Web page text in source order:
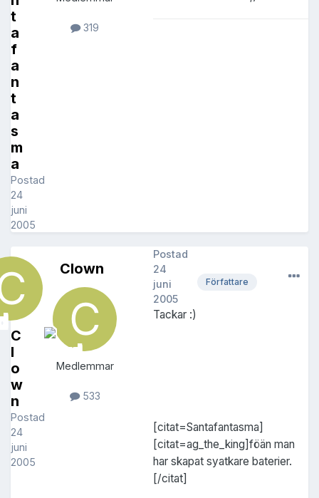
t
a
f
a
n
t
a
s
m
a
Postad
24
juni
2005
319
C
l
o
w
n
Postad
24
juni
2005
Clown
Medlemmar
533
Författare
Postad
24
juni
2005
Tackar :)
[citat=Santafantasma]
[citat=ag_the_king]föän man
har skapat syatkare baterier.
[/citat]